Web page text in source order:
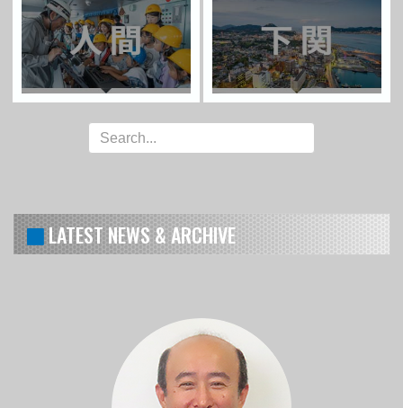
LATEST NEWS & ARCHIVE